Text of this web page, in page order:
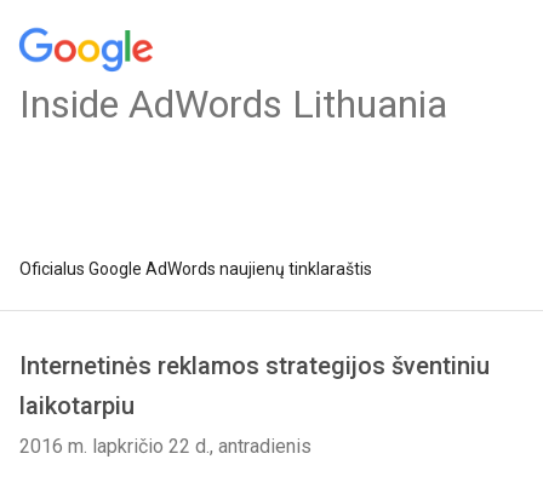
Inside AdWords Lithuania
Oficialus Google AdWords naujienų tinklaraštis
Internetinės reklamos strategijos šventiniu
laikotarpiu
2016 m. lapkričio 22 d., antradienis